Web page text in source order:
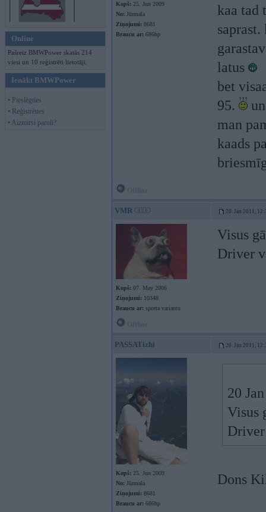
Online
Pašreiz BMWPower skatās 214
viesi un 10 reģistrēti lietotāji.
Ienākt BMWPower
• Pieslēgties
• Reģistrēties
• Aizmirsi paroli?
Kopš: 25. Jun 2009
No: Jūrmala
Ziņojumi: 8681
Braucu ar: 686hp
kaa tad
latus
bet
95.
man
kaads
VMR 20. Jan 2011,
Kopš: 07. May 2006
Ziņojumi: 10348
Braucu ar: sporta variantu
Visus
Driver
PASSATizhi 20. Jan 2011,
Kopš: 25. Jun 2009
No: Jūrmala
Ziņojumi: 8681
Braucu ar: 686hp
20
Visus
Dons